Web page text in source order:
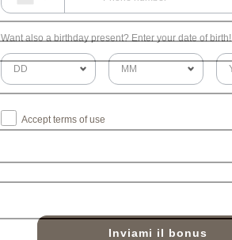
Want also a birthday present? Enter your date of birth!
Accept terms of use
Inviami il bonus